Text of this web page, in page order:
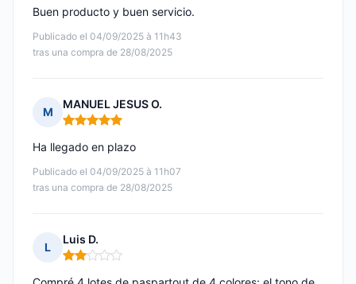
Publicado el 04/09/2025 à 11h43
tras una compra de 28/08/2025
Buen producto y buen servicio.
M
MANUEL JESUS O.
Nota: 5 de 5
Publicado el 04/09/2025 à 11h07
tras una compra de 28/08/2025
Ha llegado en plazo
L
Luis D.
Nota: 2 de 5